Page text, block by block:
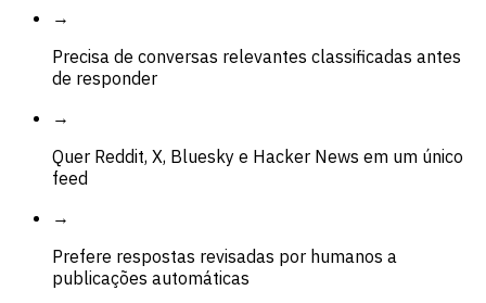
→
Precisa de conversas relevantes classificadas antes
de responder
→
Quer Reddit, X, Bluesky e Hacker News em um único
feed
→
Prefere respostas revisadas por humanos a
publicações automáticas